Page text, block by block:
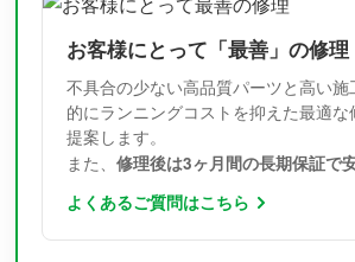
お客様にとって「最善」の修理
不具合の少ない高品質パーツと高い施
的にランニングコストを抑えた最適な
提案します。
また、 修理後は3ヶ月間の長期保証で
よくあるご質問はこちら